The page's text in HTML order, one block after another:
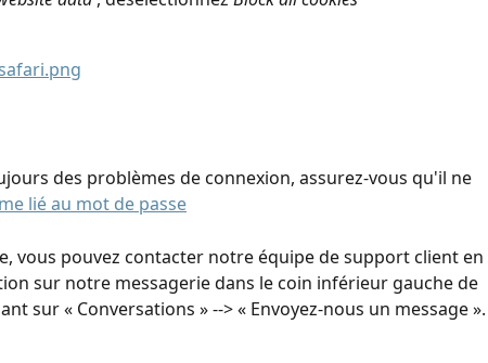
des problèmes de connexion, assurez-vous qu'il ne
lié au mot de passe
vous pouvez contacter notre équipe de support client en
sur notre messagerie dans le coin inférieur gauche de
sur « Conversations » --> « Envoyez-nous un message ».